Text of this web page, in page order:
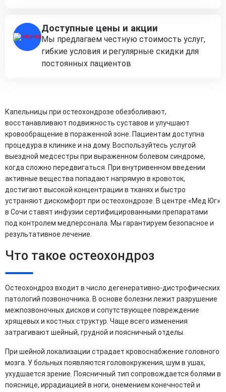
Доступные цены и акции
Мы предлагаем честную стоимость услуг,
гибкие условия и регулярные скидки для
постоянных пациентов
Капельницы при остеохондрозе обезболивают,
восстанавливают подвижность суставов и улучшают
кровообращение в пораженной зоне. Пациентам доступна
процедура в клинике и на дому. Воспользуйтесь услугой
выездной медсестры при выраженном болевом синдроме,
когда сложно передвигаться. При внутривенном введении
активные вещества попадают напрямую в кровоток,
достигают высокой концентрации в тканях и быстро
устраняют дискомфорт при остеохондрозе. В центре «Мед Юг»
в Сочи ставят инфузии сертифицированными препаратами
под контролем медперсонала. Мы гарантируем безопасное и
результативное лечение.
Что такое остеохондроз
Остеохондроз входит в число дегенеративно-дистрофических
патологий позвоночника. В основе болезни лежит разрушение
межпозвоночных дисков и сопутствующее повреждение
хрящевых и костных структур. Чаще всего изменения
затрагивают шейный, грудной и поясничный отделы.
При шейной локализации страдает кровоснабжение головного
мозга. У больных появляются головокружения, шум в ушах,
ухудшается зрение. Поясничный тип сопровождается болями в
пояснице, иррадиацией в ноги, онемением конечностей и